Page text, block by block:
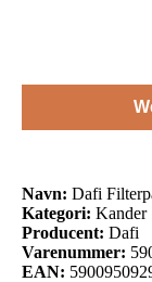
Navn: Dafi
Kategori: Kander
Producent: Dafi
Varenummer:
EAN: